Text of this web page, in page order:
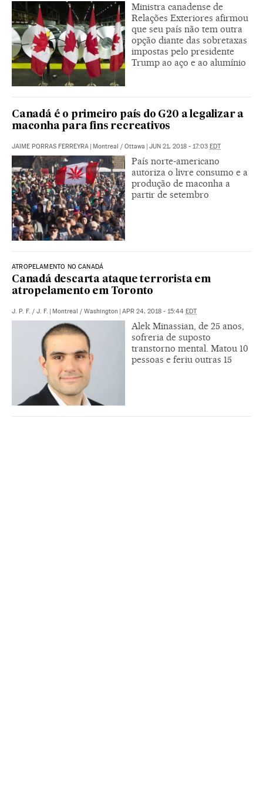
Ministra canadense de
Relações Exteriores afirmou
que seu país não tem outra
opção diante das sobretaxas
impostas pelo presidente
Trump ao aço e ao alumínio
Canadá é o primeiro país do G20 a legalizar a
maconha para fins recreativos
JAIME PORRAS FERREYRA | Montreal / Ottawa | JUN 21, 2018 - 17:03 EDT
País norte-americano
autoriza o livre consumo e a
produção de maconha a
partir de setembro
ATROPELAMENTO NO CANADÁ
Canadá descarta ataque terrorista em
atropelamento em Toronto
J. P. F. / J. F. | Montreal / Washington | APR 24, 2018 - 15:44 EDT
Alek Minassian, de 25 anos,
sofreria de suposto
transtorno mental. Matou 10
pessoas e feriu outras 15